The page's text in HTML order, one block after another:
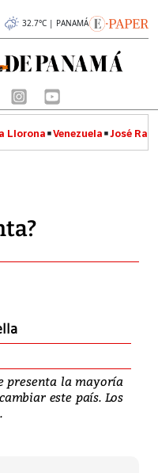
32.7°C | PANAMÁ
Llorona Venezuela José
presenta la mayoría
este país. Los